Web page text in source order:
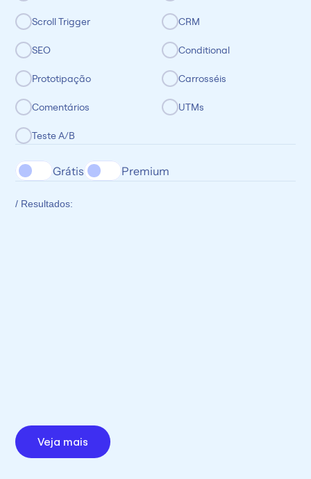
Scroll Trigger CRM
SEO Conditional
Prototipação Carrosséis
Comentários UTMs
Teste A/B
Grátis Premium
/ Resultados:
Veja mais